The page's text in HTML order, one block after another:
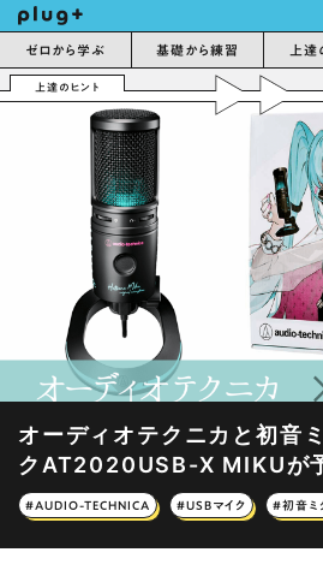
ゼロから学ぶ 基礎から練習 上達
上達のヒント
オーディオテクニカと初音
クAT2020USB-X MIKUが
#AUDIO-TECHNICA #USBマイク #初音ミ